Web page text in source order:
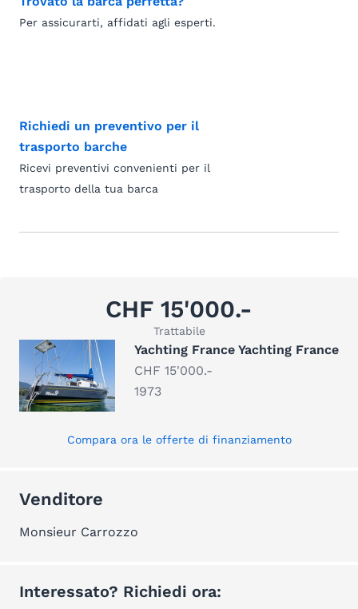
Per assicurarti, affidati agli esperti.
Richiedi un preventivo per il
trasporto barche
Ricevi preventivi convenienti per il
trasporto della tua barca
CHF 15'000.-
Trattabile
Yachting France Yachting France
CHF 15'000.-
1973
Compara ora le offerte di finanziamento
Venditore
Monsieur Carrozzo
Interessato? Richiedi ora: